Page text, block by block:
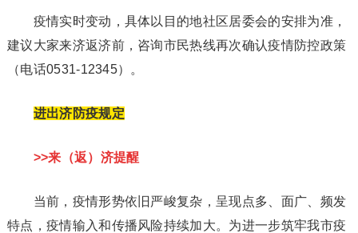
疫情实时变动，具体以目的地社区居委会的安排为准，
建议大家来济返济前，咨询市民热线再次确认疫情防控政策
（电话0531-12345）。
进出济防疫规定
>>来（返）济提醒
当前，疫情形势依旧严峻复杂，呈现点多、面广、频发
特点，疫情输入和传播风险持续加大。为进一步筑牢我市疫